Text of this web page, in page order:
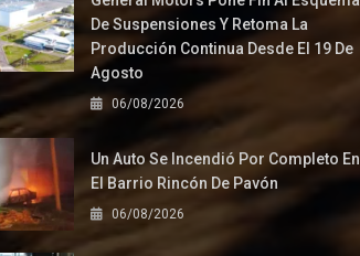
De Suspensiones Y Retoma La
Producción Continua Desde El 19 De
Agosto
06/08/2026
Un Auto Se Incendió Por Completo En
El Barrio Rincón De Pavón
06/08/2026